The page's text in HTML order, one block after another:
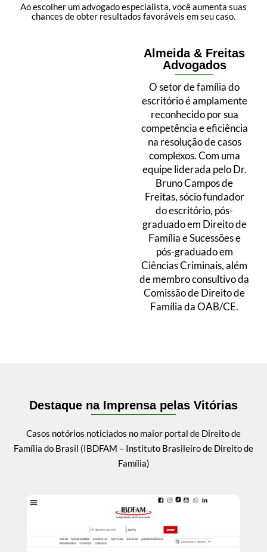
Ao escolher um advogado especialista, você aumenta suas
chances de obter resultados favoráveis em seu caso.
Almeida & Freitas
Advogados
O setor de família do
escritório é amplamente
reconhecido por sua
competência e eficiência
na resolução de casos
complexos. Com uma
equipe liderada pelo Dr.
Bruno Campos de
Freitas, sócio fundador
do escritório, pós-
graduado em Direito de
Família e Sucessões e
pós-graduado em
Ciências Criminais, além
de membro consultivo da
Comissão de Direito de
Família da OAB/CE.
Destaque na Imprensa pelas Vitórias
Casos notórios noticiados no maior portal de Direito de
Família do Brasil (IBDFAM – Instituto Brasileiro de Direito de
Família)